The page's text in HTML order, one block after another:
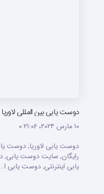
دوست یابی بین المللی لاوریا
۱۰ مارس ۲۰۲۴،‏ ۰:۲۱:۰۶
دوست یابی لاوریا, دوست
رایگان, سایت دوست
یابی اینترنتی, دوست یابی